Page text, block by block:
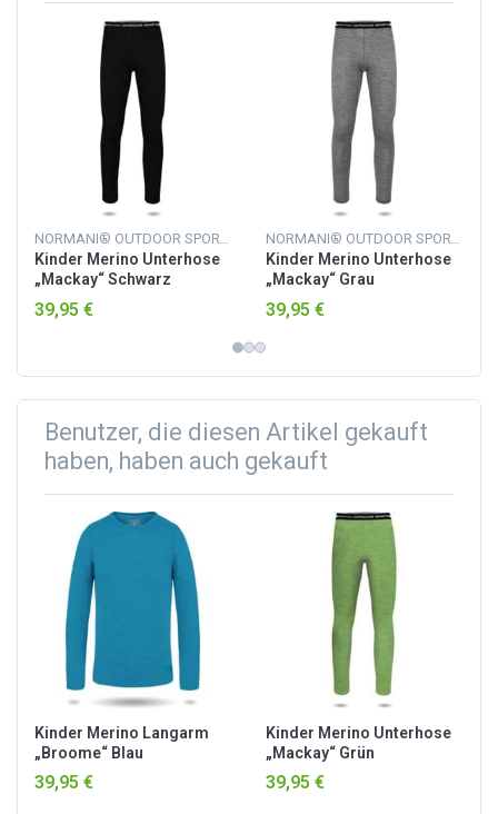
NORMANI® OUTDOOR SPORTS
Kinder Merino Unterhose
„Mackay“ Schwarz
39,95 €
NORMANI® OUTDOOR SPORTS
Kinder Merino Unterhose
„Mackay“ Grau
39,95 €
Benutzer, die diesen Artikel gekauft
haben, haben auch gekauft
Kinder Merino Langarm
„Broome“ Blau
39,95 €
Kinder Merino Unterhose
„Mackay“ Grün
39,95 €